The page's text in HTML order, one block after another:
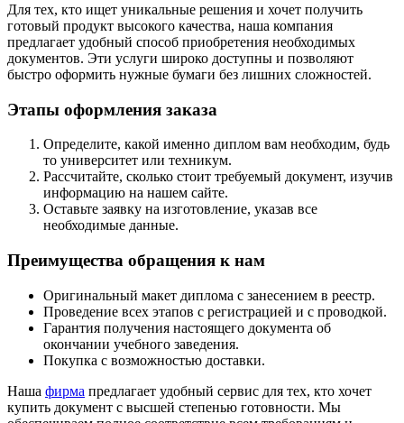
Для тех, кто ищет уникальные решения и хочет получить
готовый продукт высокого качества, наша компания
предлагает удобный способ приобретения необходимых
документов. Эти услуги широко доступны и позволяют
быстро оформить нужные бумаги без лишних сложностей.
Этапы оформления заказа
Определите, какой именно диплом вам необходим, будь
то университет или техникум.
Рассчитайте, сколько стоит требуемый документ, изучив
информацию на нашем сайте.
Оставьте заявку на изготовление, указав все
необходимые данные.
Преимущества обращения к нам
Оригинальный макет диплома с занесением в реестр.
Проведение всех этапов с регистрацией и с проводкой.
Гарантия получения настоящего документа об
окончании учебного заведения.
Покупка с возможностью доставки.
Наша фирма предлагает удобный сервис для тех, кто хочет
купить документ с высшей степенью готовности. Мы